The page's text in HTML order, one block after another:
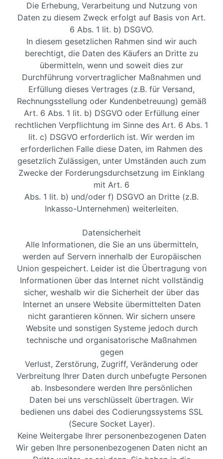
Die Erhebung, Verarbeitung und Nutzung von
Daten zu diesem Zweck erfolgt auf Basis von Art.
6 Abs. 1 lit. b) DSGVO.
In diesem gesetzlichen Rahmen sind wir auch
berechtigt, die Daten des Käufers an Dritte zu
übermitteln, wenn und soweit dies zur
Durchführung vorvertraglicher Maßnahmen und
Erfüllung dieses Vertrages (z.B. für Versand,
Rechnungsstellung oder Kundenbetreuung) gemäß
Art. 6 Abs. 1 lit. b) DSGVO oder Erfüllung einer
rechtlichen Verpflichtung im Sinne des Art. 6 Abs. 1
lit. c) DSGVO erforderlich ist. Wir werden im
erforderlichen Falle diese Daten, im Rahmen des
gesetzlich Zulässigen, unter Umständen auch zum
Zwecke der Forderungsdurchsetzung im Einklang
mit Art. 6
Abs. 1 lit. b) und/oder f) DSGVO an Dritte (z.B.
Inkasso-Unternehmen) weiterleiten.
Datensicherheit
Alle Informationen, die Sie an uns übermitteln,
werden auf Servern innerhalb der Europäischen
Union gespeichert. Leider ist die Übertragung von
Informationen über das Internet nicht vollständig
sicher, weshalb wir die Sicherheit der über das
Internet an unsere Website übermittelten Daten
nicht garantieren können. Wir sichern unsere
Website und sonstigen Systeme jedoch durch
technische und organisatorische Maßnahmen
gegen
Verlust, Zerstörung, Zugriff, Veränderung oder
Verbreitung Ihrer Daten durch unbefugte Personen
ab. Insbesondere werden Ihre persönlichen
Daten bei uns verschlüsselt übertragen. Wir
bedienen uns dabei des Codierungssystems SSL
(Secure Socket Layer).
Keine Weitergabe Ihrer personenbezogenen Daten
Wir geben Ihre personenbezogenen Daten nicht an